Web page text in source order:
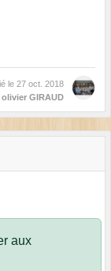
le 27 oct. 2018
olivier GIRAUD
aux